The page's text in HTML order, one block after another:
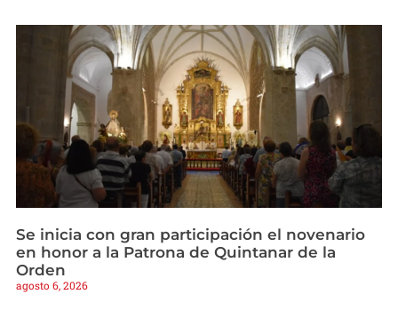
Se inicia con gran participación el novenario
en honor a la Patrona de Quintanar de la
Orden
agosto 6, 2026